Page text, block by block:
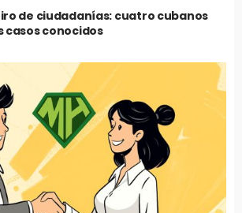
de ciudadanías: cuatro cubanos
conocidos